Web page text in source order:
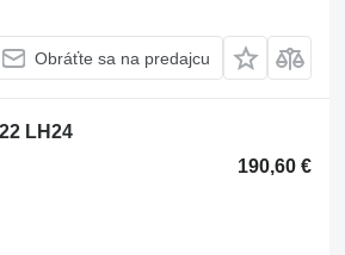
Obráťte sa na predajcu
LH24
190,60 €